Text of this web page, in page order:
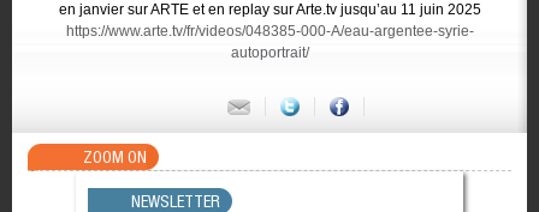
en janvier sur ARTE et en replay sur Arte.tv jusqu’au 11 juin 2025
https://www.arte.tv/fr/videos/048385-000-A/eau-argentee-syrie-
autoportrait/
ZOOM ON
NEWSLETTER